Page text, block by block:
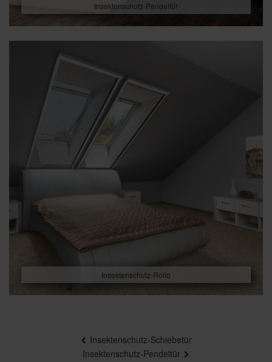
Insektenschutz-Pendeltür
Insektenschutz-Rollo
Insektenschutz-Schiebetür
Insektenschutz-Pendeltür